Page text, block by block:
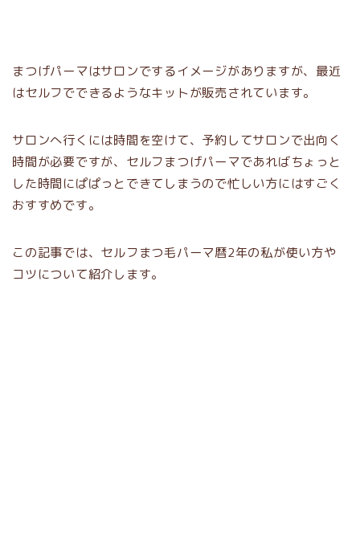
まつげパーマはサロンでするイメージがありますが、最近
はセルフでできるようなキットが販売されています。
サロンへ行くには時間を空けて、予約してサロンで出向く
時間が必要ですが、セルフまつげパーマであればちょっと
した時間にぱぱっとできてしまうので忙しい方にはすごく
おすすめです。
この記事では、セルフまつ毛パーマ暦2年の私が使い方や
コツについて紹介します。